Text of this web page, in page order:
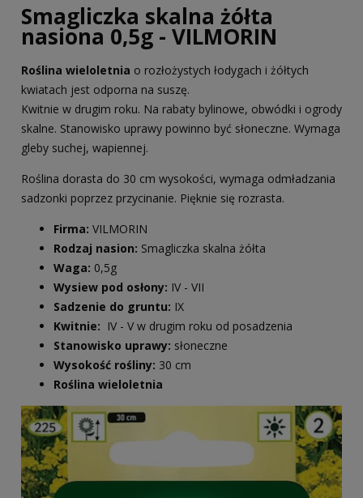
Smagliczka skalna żółta
nasiona 0,5g - VILMORIN
Roślina wieloletnia o rozłożystych łodygach i żółtych
kwiatach jest odporna na suszę.
Kwitnie w drugim roku. Na rabaty bylinowe, obwódki i ogrody
skalne. Stanowisko uprawy powinno być słoneczne. Wymaga
gleby suchej, wapiennej.
Roślina dorasta do 30 cm wysokości, wymaga odmładzania
sadzonki poprzez przycinanie. Pięknie się rozrasta.
Firma: VILMORIN
Rodzaj nasion: Smagliczka skalna żółta
Waga: 0,5g
Wysiew pod osłony: IV - VII
Sadzenie do gruntu: IX
Kwitnie: IV - V w drugim roku od posadzenia
Stanowisko uprawy: słoneczne
Wysokość rośliny: 30 cm
Roślina wieloletnia